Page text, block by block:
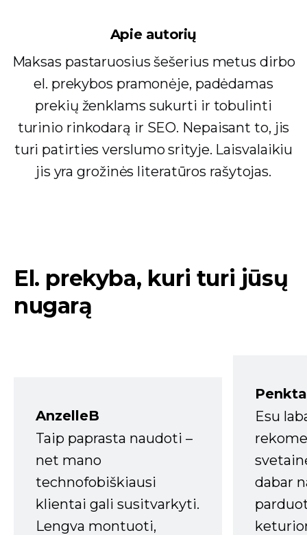
Apie autorių
Maksas pastaruosius šešerius metus dirbo
el. prekybos pramonėje, padėdamas
prekių ženklams sukurti ir tobulinti
turinio rinkodarą ir SEO. Nepaisant to, jis
turi patirties verslumo srityje. Laisvalaikiu
jis yra grožinės literatūros rašytojas.
El. prekyba, kuri turi jūsų
nugarą
AnzelleB
Taip paprasta naudoti –
net mano
technofobiškiausi
klientai gali susitvarkyti.
Lengva montuoti,
Esu
dabar